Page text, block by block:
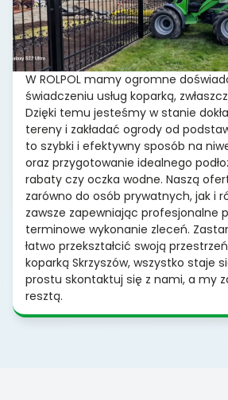
W ROLPOL mamy ogromne
świadczeniu usług koparką,
Dzięki temu jesteśmy w stanie
tereny i zakładać ogrody od
to szybki i efektywny sposób na
oraz przygotowanie idealnego
rabaty czy oczka wodne. Naszą
zarówno do osób prywatnych, jak i
zawsze zapewniając profesjonalne
terminowe wykonanie zleceń.
łatwo przekształcić swoją
koparką Skrzyszów, wszystko staje
prostu skontaktuj się z nami, a my
resztą.